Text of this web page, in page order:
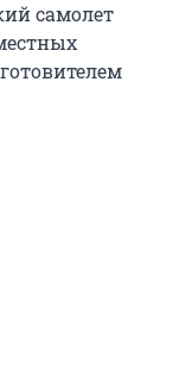
самолет